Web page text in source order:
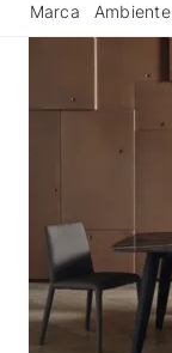
Marca Ambiente